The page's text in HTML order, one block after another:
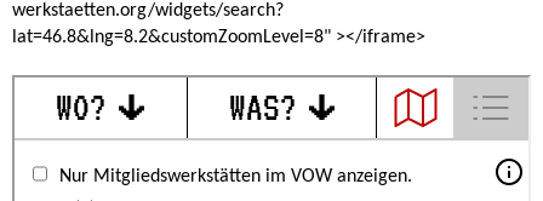
werkstaetten.org/widgets/search?
lat=46.8&lng=8.2&customZoomLevel=8" ></iframe>